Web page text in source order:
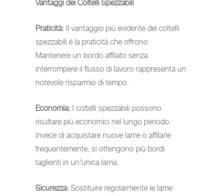
Vantaggi dei Coltelli Spezzabili
Praticità: Il vantaggio più evidente dei coltelli
spezzabili è la praticità che offrono.
Mantenere un bordo affilato senza
interrompere il flusso di lavoro rappresenta un
notevole risparmio di tempo.
Economia: I coltelli spezzabili possono
risultare più economici nel lungo periodo.
Invece di acquistare nuove lame o affilarle
frequentemente, si ottengono più bordi
taglienti in un'unica lama.
Sicurezza: Sostituire regolarmente le lame